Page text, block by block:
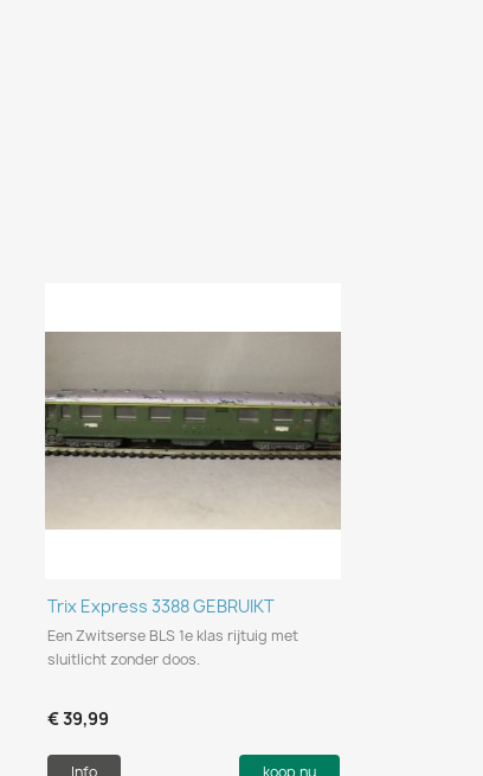
Snel bekijken
Trix Express 3388 GEBRUIKT
Een Zwitserse BLS 1e klas rijtuig met
sluitlicht zonder doos.
€ 39,99